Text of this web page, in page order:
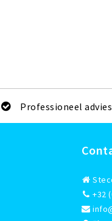
Professioneel
+32